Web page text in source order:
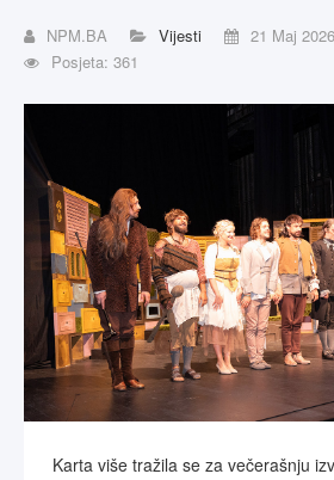
NPM.BA Vijesti
21 Maj 2026
Posjeta: 361
Karta više tražila se za večerašnju